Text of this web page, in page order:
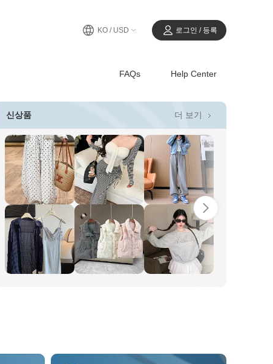
KO / USD 로그인 / 등록
FAQs Help Center
신상품 더 보기 